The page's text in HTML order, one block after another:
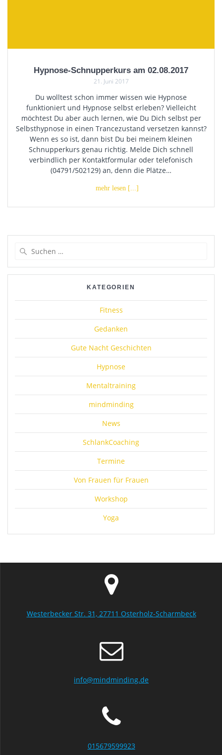
Hypnose-Schnupperkurs am 02.08.2017
21. Juni 2017
Du wolltest schon immer wissen wie Hypnose
funktioniert und Hypnose selbst erleben? Vielleicht
möchtest Du aber auch lernen, wie Du Dich selbst per
Selbsthypnose in einen Trancezustand versetzen kannst?
Wenn es so ist, dann bist Du bei meinem kleinen
Schnupperkurs genau richtig. Melde Dich schnell
verbindlich per Kontaktformular oder telefonisch
(04791/502129) an, denn die Plätze…
KATEGORIEN
Fitness
Gedanken
Gute Nacht Geschichten
Hypnose
Mentaltraining
mindminding
News
SchlankCoaching
Termine
Von Frauen für Frauen
Workshop
Yoga
Westerbecker Str. 31, 27711 Osterholz-Scharmbeck
info@mindminding.de
015679599923